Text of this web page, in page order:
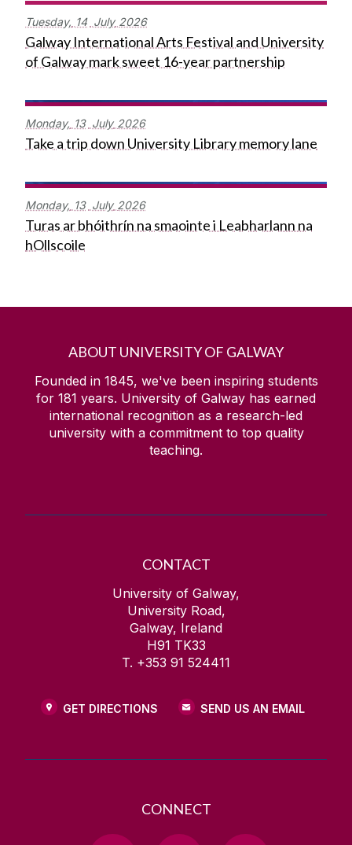
Tuesday, 14 July 2026
Galway International Arts Festival and University
of Galway mark sweet 16-year partnership
Monday, 13 July 2026
Take a trip down University Library memory lane
Monday, 13 July 2026
Turas ar bhóithrín na smaointe i Leabharlann na
hOllscoile
ABOUT UNIVERSITY OF GALWAY
Founded in 1845, we've been inspiring students
for 181 years. University of Galway has earned
international recognition as a research-led
university with a commitment to top quality
teaching.
CONTACT
University of Galway,
University Road,
Galway, Ireland
H91 TK33
T. +353 91 524411
GET DIRECTIONS SEND US AN EMAIL
CONNECT